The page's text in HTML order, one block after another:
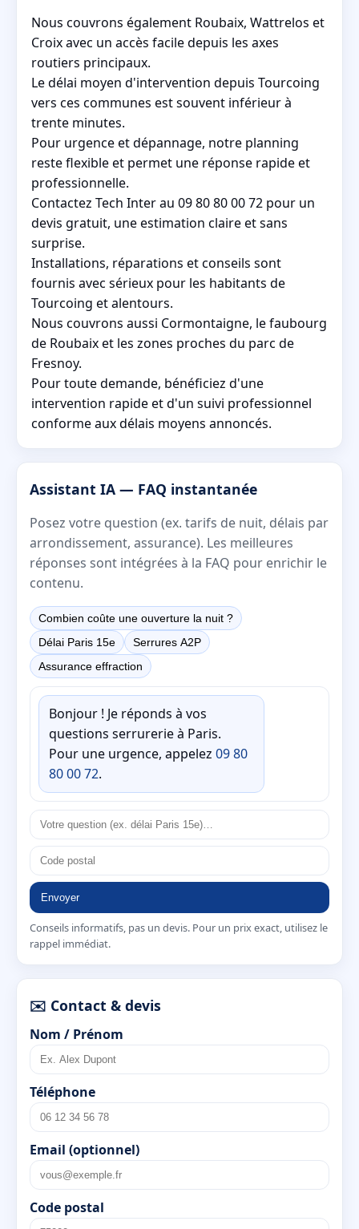
Nous couvrons également Roubaix, Wattrelos et
Croix avec un accès facile depuis les axes
routiers principaux.
Le délai moyen d'intervention depuis Tourcoing
vers ces communes est souvent inférieur à
trente minutes.
Pour urgence et dépannage, notre planning
reste flexible et permet une réponse rapide et
professionnelle.
Contactez Tech Inter au 09 80 80 00 72 pour un
devis gratuit, une estimation claire et sans
surprise.
Installations, réparations et conseils sont
fournis avec sérieux pour les habitants de
Tourcoing et alentours.
Nous couvrons aussi Cormontaigne, le faubourg
de Roubaix et les zones proches du parc de
Fresnoy.
Pour toute demande, bénéficiez d'une
intervention rapide et d'un suivi professionnel
conforme aux délais moyens annoncés.
Assistant IA — FAQ instantanée
Posez votre question (ex. tarifs de nuit, délais par
arrondissement, assurance). Les meilleures
réponses sont intégrées à la FAQ pour enrichir le
contenu.
Combien coûte une ouverture la nuit ?
Délai Paris 15e
Serrures A2P
Assurance effraction
Bonjour ! Je réponds à vos
questions serrurerie à Paris.
Pour une urgence, appelez 09 80
80 00 72.
Envoyer
Conseils informatifs, pas un devis. Pour un prix exact, utilisez le
rappel immédiat.
✉️ Contact & devis
Nom / Prénom
Téléphone
Email (optionnel)
Code postal